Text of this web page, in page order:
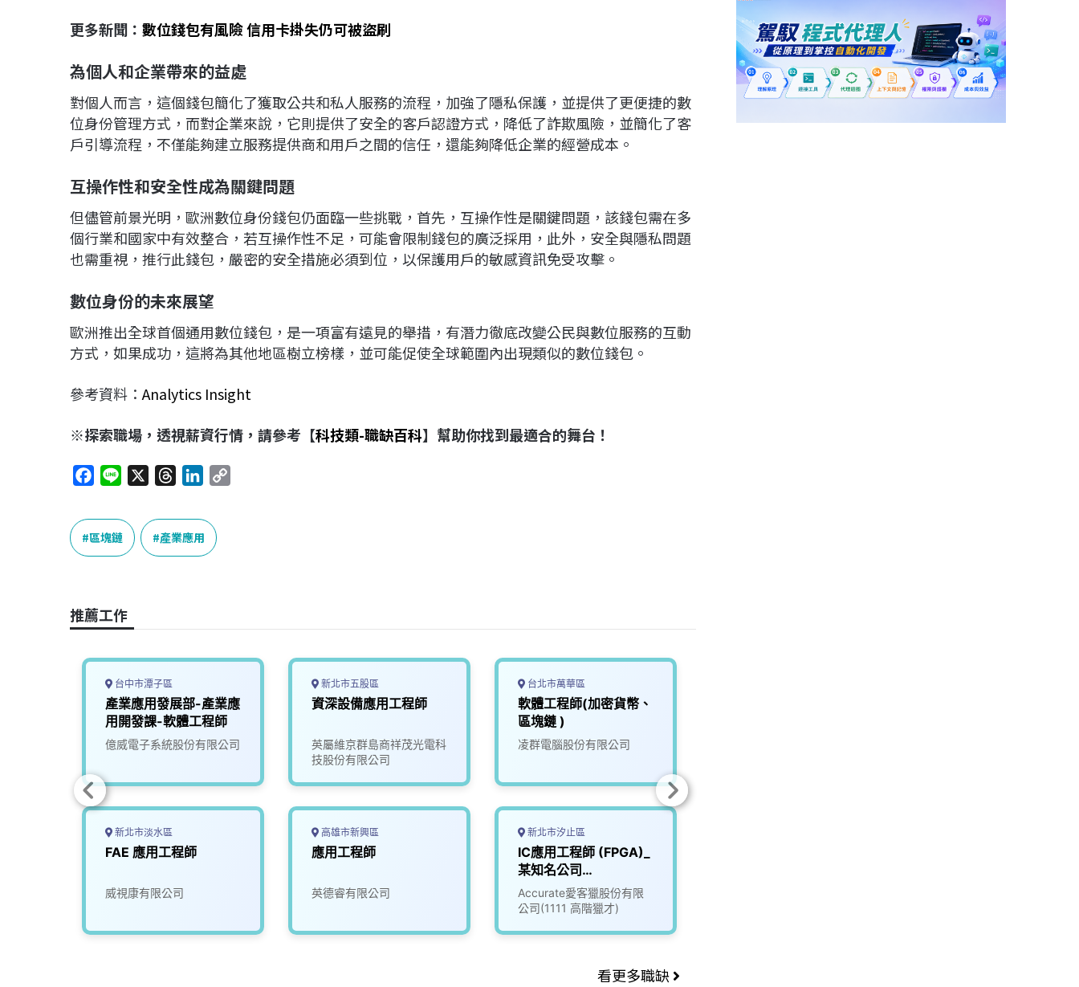
更多新聞： 數位錢包有風險 信用卡掛失仍可被盜刷
為個人和企業帶來的益處
對個人而言，這個錢包簡化了獲取公共和私人服務的流程，加強了隱私保護，並提供了更便捷的數
位身份管理方式，而對企業來說，它則提供了安全的客戶認證方式，降低了詐欺風險，並簡化了客
戶引導流程，不僅能夠建立服務提供商和用戶之間的信任，還能夠降低企業的經營成本。
互操作性和安全性成為關鍵問題
但儘管前景光明，歐洲數位身份錢包仍面臨一些挑戰，首先，互操作性是關鍵問題，該錢包需在多
個行業和國家中有效整合，若互操作性不足，可能會限制錢包的廣泛採用，此外，安全與隱私問題
也需重視，推行此錢包，嚴密的安全措施必須到位，以保護用戶的敏感資訊免受攻擊。
數位身份的未來展望
歐洲推出全球首個通用數位錢包，是一項富有遠見的舉措，有潛力徹底改變公民與數位服務的互動
方式，如果成功，這將為其他地區樹立榜樣，並可能促使全球範圍內出現類似的數位錢包。
參考資料： Analytics Insight
※探索職場，透視薪資行情，請參考【科技類-職缺百科】幫助你找到最適合的舞台！
c
e
b
k
n
e
r
e
a
n
k
e
區塊鏈 產業應用
推薦工作
台中市潭子區
產業應用發展部-產業應
用開發課-軟體工程師
億威電子系統股份有限公司
新北市淡水區
FAE 應用工程師
威視康有限公司
新北市五股區
資深設備應用工程師
英屬維京群島商祥茂光電科
技股份有限公司
高雄市新興區
應用工程師
英德睿有限公司
台北市萬華區
軟體工程師(加密貨幣、
區塊鏈 )
凌群電腦股份有限公司
新北市汐止區
IC應用工程師 (FPGA)_
某知名公司
(3009524)
Accurate愛客獵股份有限
公司(1111 高階獵才)
看更多職缺